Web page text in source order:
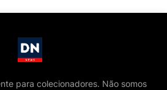
para colecionadores. Não somos